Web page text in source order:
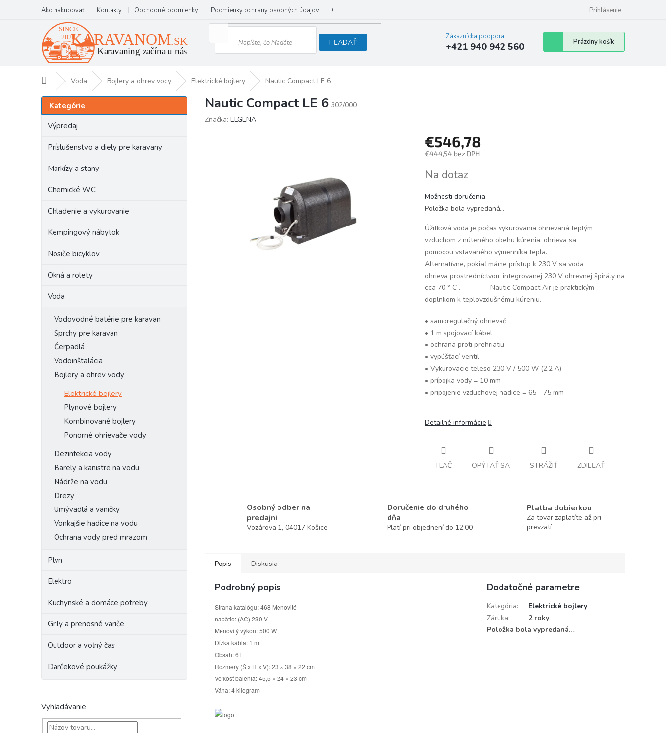
obsah
Ako nakupovať Kontakty Obchodné podmienky Podmienky ochrany osobných údajov Odstúpenie od zmluvy Prihlásenie
HĽADAŤ
Zákaznícka podpora:
+421 940 942 560
Nákupný
košík
Prázdny košík
DomovVoda Bojlery a ohrev vody Elektrické bojlery Nautic Compact LE 6
B
o
Preskočiť
kategórie
Kategórie
Výpredaj
Príslušenstvo a diely pre karavany
Markízy a stany
Chemické WC
Chladenie a vykurovanie
Kempingový nábytok
Nosiče bicyklov
Okná a rolety
Voda
Vodovodné batérie pre karavan
Sprchy pre karavan
Čerpadlá
Vodoinštalácia
Bojlery a ohrev vody
Elektrické bojlery
Plynové bojlery
Kombinované bojlery
Ponorné ohrievače vody
Dezinfekcia vody
Barely a kanistre na vodu
Nádrže na vodu
Drezy
Umývadlá a vaničky
Vonkajšie hadice na vodu
Ochrana vody pred mrazom
Plyn
Elektro
Kuchynské a domáce potreby
Grily a prenosné variče
Outdoor a voľný čas
Darčekové poukážky
Vyhľadávanie
Nautic Compact LE 6 302/000
Značka: ELGENA
€546,78
€444,54 bez DPH
cena:
Na dotaz
Možnosti doručenia
Položka bola vypredaná…
Úžitková voda je počas vykurovania ohrievaná teplým
vzduchom z núteného obehu kúrenia, ohrieva sa
pomocou vstavaného výmenníka tepla.
Alternatívne, pokiaľ máme prístup k 230 V sa voda
ohrieva prostredníctvom integrovanej 230 V ohrevnej špirály na
cca 70 ° C . Nautic Compact Air je praktickým
doplnkom k teplovzdušnému kúreniu.
• samoregulačný ohrievač
• 1 m spojovací kábel
• ochrana proti prehriatiu
• vypúšťací ventil
• Vykurovacie teleso 230 V / 500 W (2,2 A)
• prípojka vody = 10 mm
• pripojenie vzduchovej hadice = 65 - 75 mm
Detailné informácie
TLAČ OPÝTAŤ SA STRÁŽIŤ ZDIEĽAŤ
Osobný odber na
predajni
Vozárova 1, 04017 Košice
Doručenie do druhého
dňa
Platí pri objednení do 12:00
Platba dobierkou
Za tovar zaplatíte až pri
prevzatí
Popis Diskusia
Podrobný popis
Strana katalógu: 468 Menovité
napätie: (AC) 230 V
Menovitý výkon: 500 W
Dĺžka kábla: 1 m
Obsah: 6 l
Rozmery (Š x H x V): 23 × 38 × 22 cm
Veľkosť balenia: 45,5 × 24 × 23 cm
Váha: 4 kilogram
Dodatočné parametre
Kategória:
Elektrické bojlery
Záruka:
2 roky
Položka bola vypredaná…